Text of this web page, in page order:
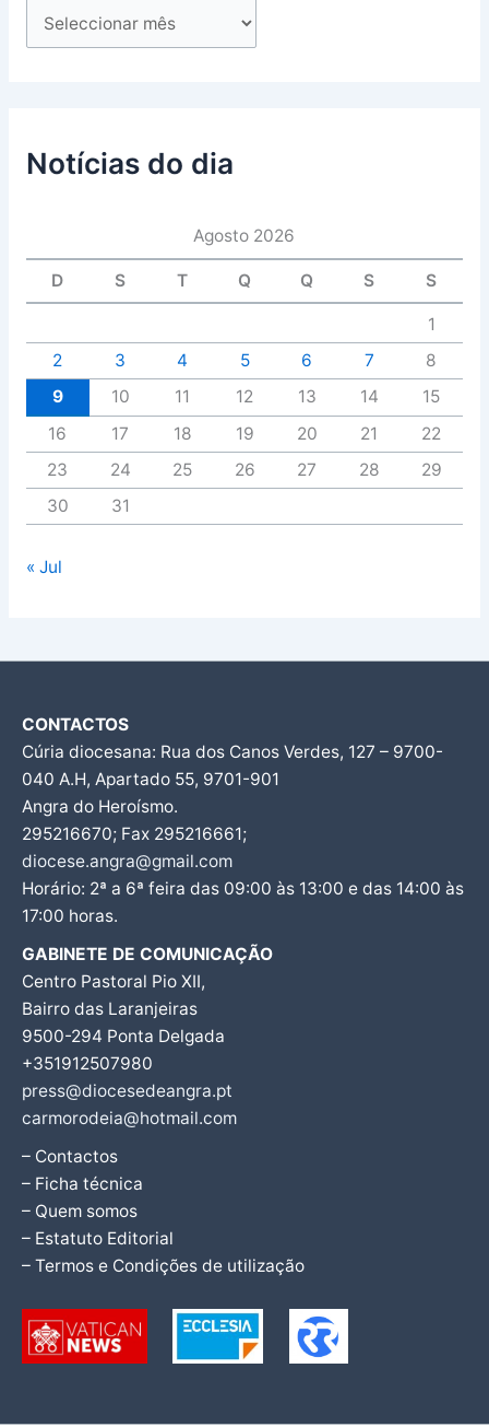
Notícias do dia
Agosto 2026
D S T Q Q S S
1
2
3 4 5 6 7
8
9
10 11 12 13 14
15
16
17 18 19 20 21
22
23
24 25 26 27 28
29
30
31
« Jul
CONTACTOS
Cúria diocesana: Rua dos Canos Verdes, 127 – 9700-
040 A.H, Apartado 55, 9701-901
Angra do Heroísmo.
295216670; Fax 295216661;
diocese.angra@gmail.com
Horário: 2ª a 6ª feira das 09:00 às 13:00 e das 14:00 às
17:00 horas.
GABINETE DE COMUNICAÇÃO
Centro Pastoral Pio XII,
Bairro das Laranjeiras
9500-294 Ponta Delgada
+351912507980
press@diocesedeangra.pt
carmorodeia@hotmail.com
– Contactos
– Ficha técnica
– Quem somos
– Estatuto Editorial
– Termos e Condições de utilização